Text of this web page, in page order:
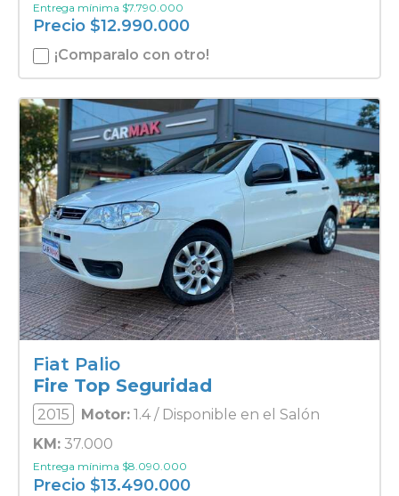
Entrega mínima $7.790.000
Precio $12.990.000
¡Comparalo con otro!
Fiat Palio
Fire Top Seguridad
2015 Motor: 1.4 / Disponible en el Salón
KM: 37.000
Entrega mínima $8.090.000
Precio $13.490.000